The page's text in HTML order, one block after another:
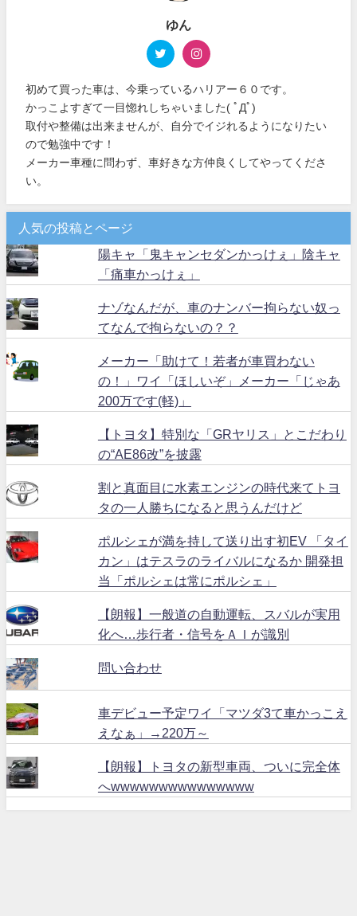
ゆん
初めて買った車は、今乗っているハリアー６０です。
かっこよすぎて一目惚れしちゃいました( ﾟДﾟ)
取付や整備は出来ませんが、自分でイジれるようになりたい
ので勉強中です！
メーカー車種に問わず、車好きな方仲良くしてやってくださ
い。
人気の投稿とページ
陽キャ「鬼キャンセダンかっけぇ」陰キャ
「痛車かっけぇ」
ナゾなんだが、車のナンバー拘らない奴っ
てなんで拘らないの？？
メーカー「助けて！若者が車買わない
の！」ワイ「ほしいぞ」メーカー「じゃあ
200万です(軽)」
【トヨタ】特別な「GRヤリス」とこだわり
の“AE86改”を披露
割と真面目に水素エンジンの時代来てトヨ
タの一人勝ちになると思うんだけど
ポルシェが満を持して送り出す初EV 「タイ
カン」はテスラのライバルになるか 開発担
当「ポルシェは常にポルシェ」
【朗報】一般道の自動運転、スバルが実用
化へ…歩行者・信号をＡＩが識別
問い合わせ
車デビュー予定ワイ「マツダ3て車かっこえ
えなぁ」→220万～
【朗報】トヨタの新型車両、ついに完全体
へwwwwwwwwwwwwwww